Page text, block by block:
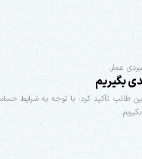
عمار:
بگیریم
طائب تأکید کرد: با توجه به شرایط